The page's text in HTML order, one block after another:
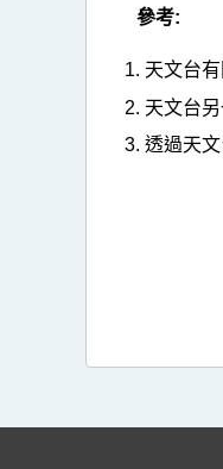
參考:
天文台
天文台
透過天